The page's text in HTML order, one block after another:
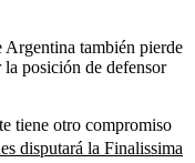
también pierde
posición de defensor
tiene otro compromiso
disputará la Finalissima